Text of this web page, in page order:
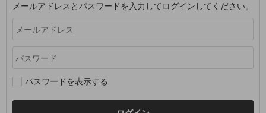
メールアドレスとパスワードを入力してログインしてください。
パスワードを表示する